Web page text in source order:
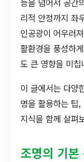
리적 안정까지 좌
인공광이 어우러
활환경을 풍성하
도 큰 영향을 미칩
이 글에서는 다양
명을 활용하는 팁
지식을 함께 살펴
조명의 기본